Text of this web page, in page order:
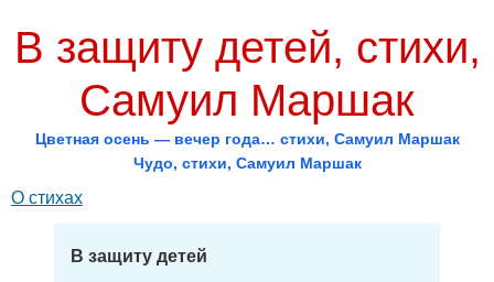
В защиту детей, стихи,
Самуил Маршак
Цветная осень — вечер года… стихи, Самуил Маршак
Чудо, стихи, Самуил Маршак
О стихах
В защиту детей